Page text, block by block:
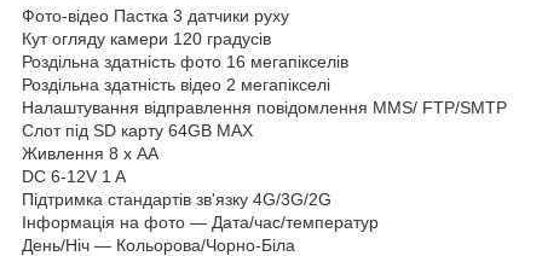
Фото-відео Пастка 3 датчики руху
Кут огляду камери 120 градусів
Роздільна здатність фото 16 мегапікселів
Роздільна здатність відео 2 мегапікселі
Налаштування відправлення повідомлення MMS/ FTP/SMTP
Слот під SD карту 64GB MAX
Живлення 8 х АА
DC 6-12V 1 A
Підтримка стандартів зв'язку 4G/3G/2G
Інформація на фото — Дата/час/температур
День/Ніч — Кольорова/Чорно-Біла